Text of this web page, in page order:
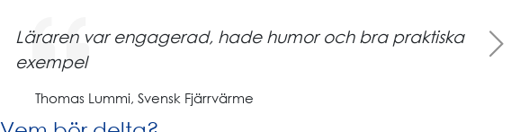
Läraren var engagerad, hade humor och bra praktiska
exempel
Thomas Lummi, Svensk Fjärrvärme
Previous